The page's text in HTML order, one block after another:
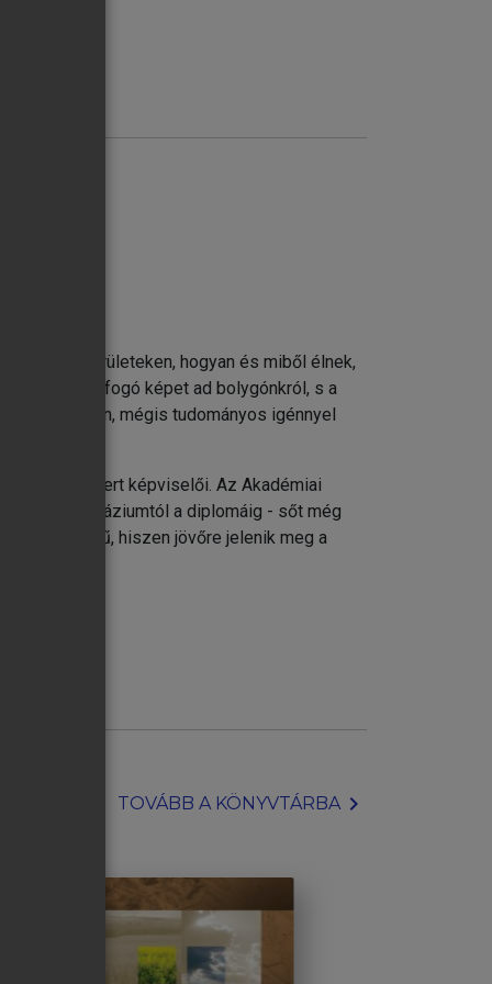
laknak e területeken, hogyan és miből élnek,
teljes, átfogó képet ad bolygónkról, s a
érthetően, mégis tudományos igénnyel
is elismert képviselői. Az Akadémiai
a gimnáziumtól a diplomáig - sőt még
mű, hiszen jövőre jelenik meg a
TOVÁBB A KÖNYVTÁRBAchevron_right